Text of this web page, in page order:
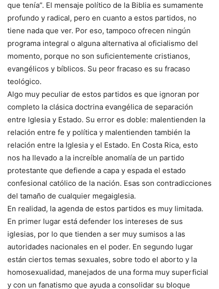
que tenía”. El mensaje político de la Biblia es sumamente
profundo y radical, pero en cuanto a estos partidos, no
tiene nada que ver. Por eso, tampoco ofrecen ningún
programa integral o alguna alternativa al oficialismo del
momento, porque no son suficientemente cristianos,
evangélicos y bíblicos. Su peor fracaso es su fracaso
teológico.
Algo muy peculiar de estos partidos es que ignoran por
completo la clásica doctrina evangélica de separación
entre Iglesia y Estado. Su error es doble: malentienden la
relación entre fe y política y malentienden también la
relación entre la Iglesia y el Estado. En Costa Rica, esto
nos ha llevado a la increíble anomalía de un partido
protestante que defiende a capa y espada el estado
confesional católico de la nación. Esas son contradicciones
del tamaño de cualquier megaiglesia.
En realidad, la agenda de estos partidos es muy limitada.
En primer lugar está defender los intereses de sus
iglesias, por lo que tienden a ser muy sumisos a las
autoridades nacionales en el poder. En segundo lugar
están ciertos temas sexuales, sobre todo el aborto y la
homosexualidad, manejados de una forma muy superficial
y con un fanatismo que ayuda a consolidar su bloque